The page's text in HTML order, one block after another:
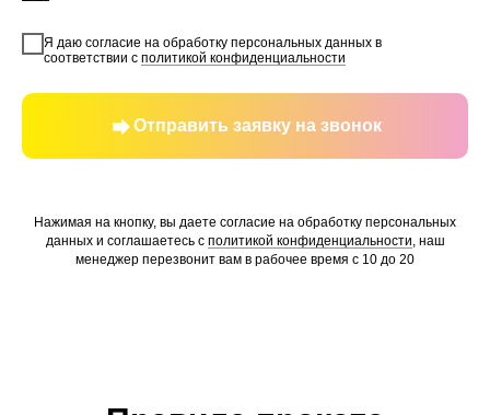
Я даю согласие на обработку персональных данных в
соответствии с политикой конфиденциальности
Отправить заявку на звонок
Нажимая на кнопку, вы даете согласие на обработку персональных
данных и соглашаетесь c политикой конфиденциальности, наш
менеджер перезвонит вам в рабочее время с 10 до 20